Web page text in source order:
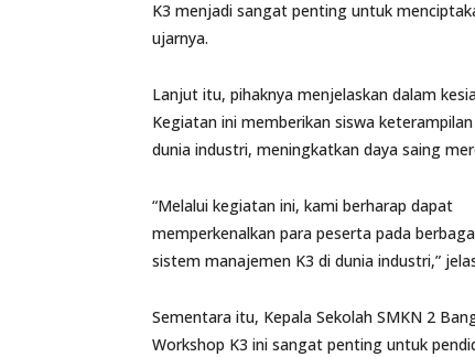
K3 menjadi sangat penting untuk
ujarnya.
Lanjut itu, pihaknya menjelaskan dalam
Kegiatan ini memberikan siswa
dunia industri, meningkatkan daya saing
“Melalui kegiatan ini, kami berharap dapat
memperkenalkan para peserta pada
sistem manajemen K3 di dunia industri,”
Sementara itu, Kepala Sekolah SMKN 2
Workshop K3 ini sangat penting untuk